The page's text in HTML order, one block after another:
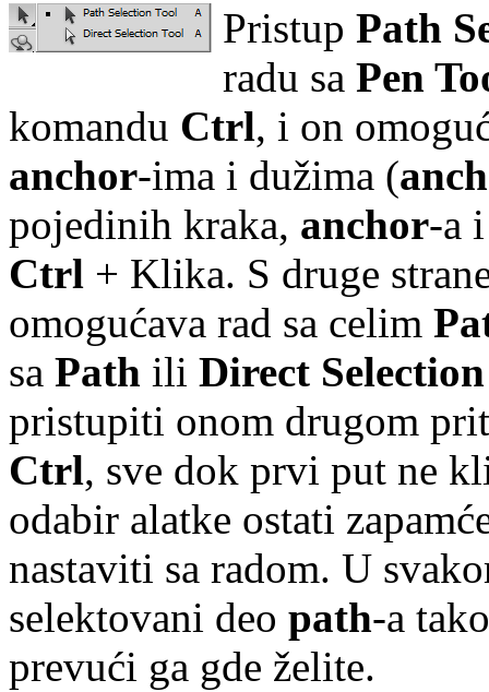
Pristup Path
radu sa Pen
komandu Ctrl, i on
anchor-ima i dužima (
pojedinih kraka, anchor-a
Ctrl + Klika. S druge
omogućava rad sa celim
sa Path ili Direct
pristupiti onom drugom
Ctrl, sve dok prvi put ne
odabir alatke ostati
nastaviti sa radom. U
selektovani deo path-a
prevući ga gde želite.